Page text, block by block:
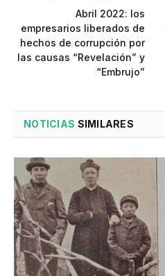
Abril 2022: los
empresarios liberados de
hechos de corrupción por
las causas “Revelación” y
“Embrujo”
NOTICIAS SIMILARES